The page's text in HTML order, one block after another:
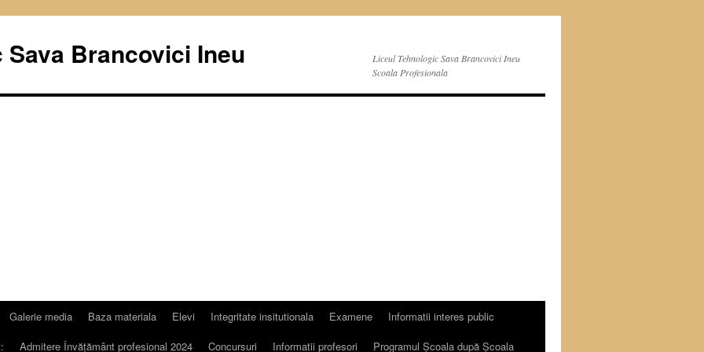
Brancovici Ineu
Liceul Tehnologic Sava Brancovici Ineu
Scoala Profesionala
Galerie media Baza materiala Elevi Integritate insitutionala Examene
Informatii interes public
Admitere Învățământ profesional 2024 Concursuri Informatii profesori
Programul Școala după Școala